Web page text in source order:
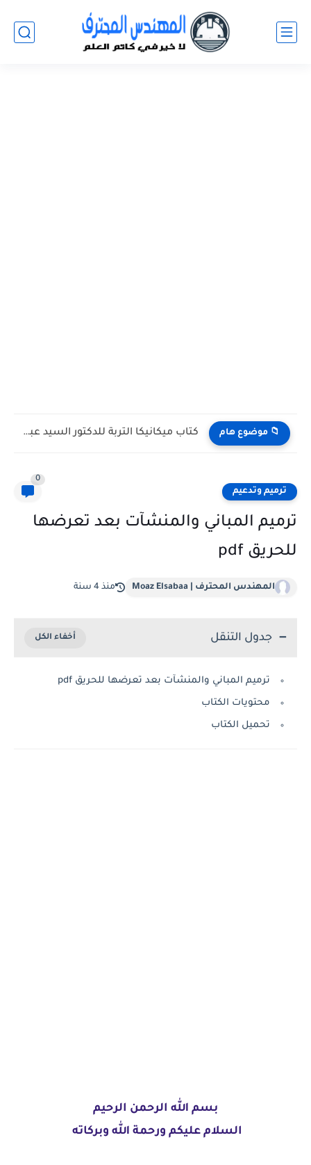
📁 موضوع هام كتاب ميكانيكا التربة للدكتور السيد عبد الفتاح القصبى
ترميم وتدعيم
0
ترميم المباني والمنشآت بعد تعرضها
للحريق pdf
المهندس المحترف | Moaz Elsabaa منذ 4 سنة
جدول التنقل
ترميم المباني والمنشآت بعد تعرضها للحريق pdf
محتويات الكتاب
تحميل الكتاب
بسم الله الرحمن الرحيم
السلام عليكم ورحمة الله وبركاته